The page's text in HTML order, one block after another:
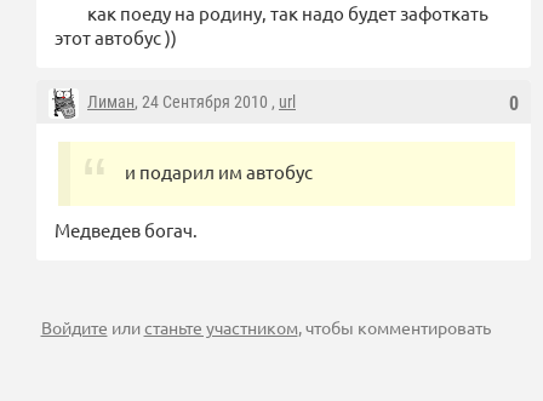
как поеду на родину, так надо будет зафоткать
этот автобус ))
0
Лиман, 24 Сентября 2010 , url
и подарил им автобус
Медведев богач.
Войдите илистаньте участником, чтобы комментировать